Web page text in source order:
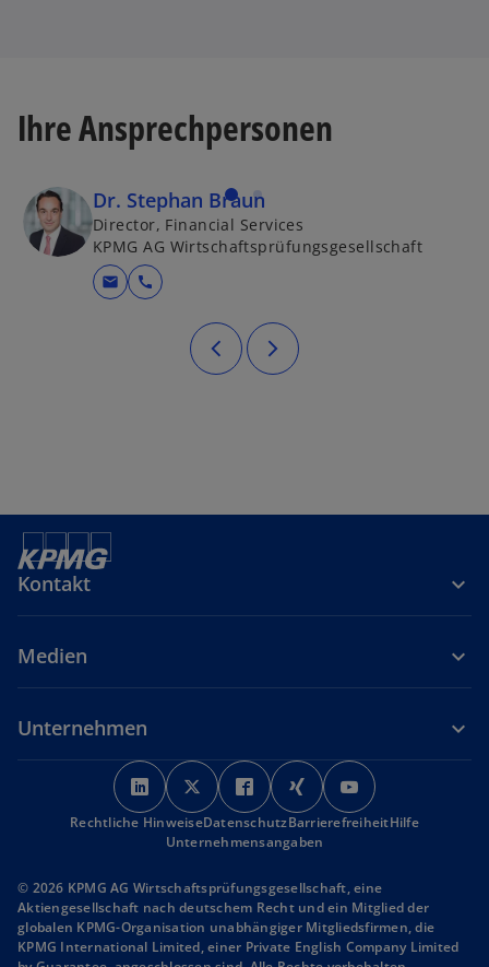
e
Ihre Ansprechpersonen
Dr. Stephan Braun
Director, Financial Services
KPMG AG Wirtschaftsprüfungsgesellschaft
mail call
Kontakt
Medien
Unternehmen
w
i
r
d
n
e
i
w
i
r
d
n
e
i
w
i
r
d
n
e
i
w
i
r
i
n
e
i
i
r
n
e
i
Rechtliche HinweiseDatenschutzBarrierefreiheitHilfe
Unternehmensangaben
© 2026 KPMG AG Wirtschaftsprüfungsgesellschaft, eine
Aktiengesellschaft nach deutschem Recht und ein Mitglied der
globalen KPMG-Organisation unabhängiger Mitgliedsfirmen, die
KPMG International Limited, einer Private English Company Limited